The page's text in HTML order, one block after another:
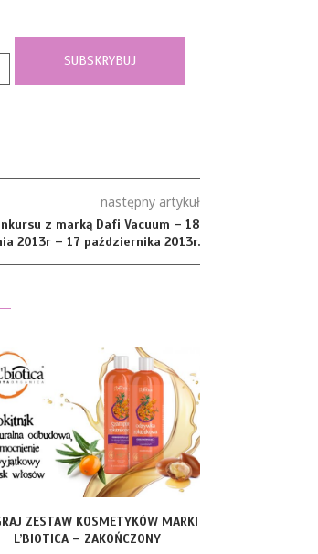
następny artykuł
z marką Dafi Vacuum – 18
2013r – 17 października 2013r.
ZESTAW KOSMETYKÓW MARKI
L’BIOTICA – ZAKOŃCZONY